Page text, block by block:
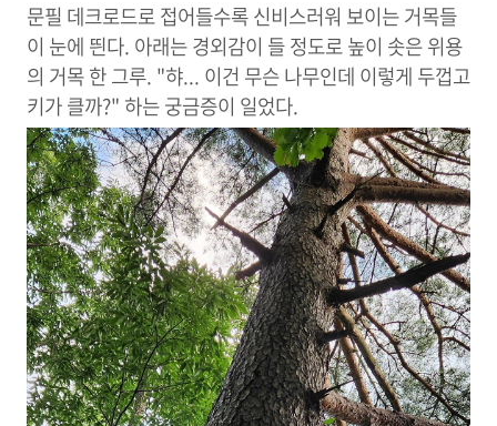
문필 데크로드로 접어들수록 신비스러워 보이는 거목들
이 눈에 띈다. 아래는 경외감이 들 정도로 높이 솟은 위용
의 거목 한 그루. "햐... 이건 무슨 나무인데 이렇게 두껍고
키가 클까?" 하는 궁금증이 일었다.